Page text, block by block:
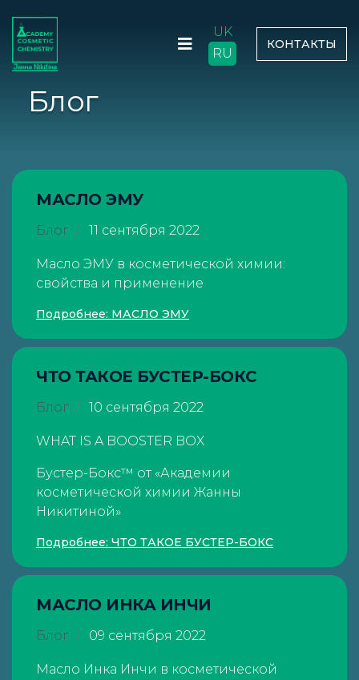
КОНТАКТЫ
UK
RU
Блог
МАСЛО ЭМУ
Блог 11 сентября 2022
Масло ЭМУ в косметической химии:
свойства и применение
Подробнее: МАСЛО ЭМУ
ЧТО ТАКОЕ БУСТЕР-БОКС
Блог 10 сентября 2022
WHAT IS A BOOSTER BOX
Бустер-Бокс™ от «Академии
косметической химии Жанны
Никитиной»
Подробнее: ЧТО ТАКОЕ БУСТЕР-БОКС
МАСЛО ИНКА ИНЧИ
Блог 09 сентября 2022
Масло Инка Инчи в косметической